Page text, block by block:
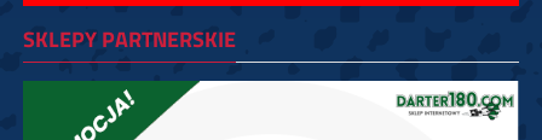
SKLEPY PARTNERSKIE